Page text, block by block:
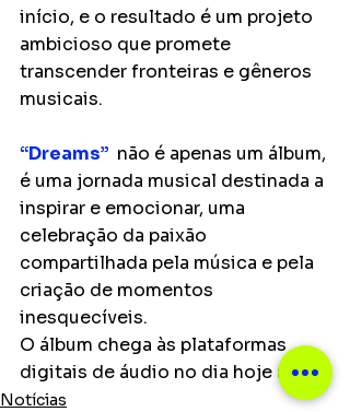
início, e o resultado é um projeto
ambicioso que promete
transcender fronteiras e gêneros
musicais.
“Dreams” não é apenas um álbum,
é uma jornada musical destinada a
inspirar e emocionar, uma
celebração da paixão
compartilhada pela música e pela
criação de momentos
inesquecíveis.
O álbum chega às plataformas
digitais de áudio no dia hoje (19).
Notícias